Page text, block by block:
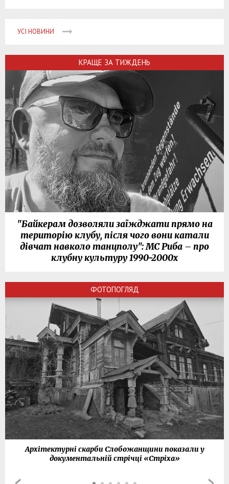
УСІ НОВИНИ
КРАЩЕ ЗА ТИЖДЕНЬ
"Байкерам дозволяли заїжджати прямо на
територію клубу, після чого вони катали
дівчат навколо танцполу": МС Риба – про
клубну культуру 1990-2000х
ФОТОПОГЛЯД
Архітектурні скарби Слобожанщини показали у
документальній стрічці «Стріха»